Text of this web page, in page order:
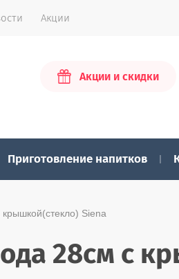
Акции
Акции и скидки
Приготовление напитков
Siena
28см c